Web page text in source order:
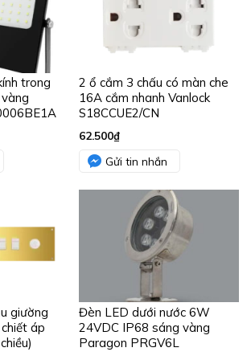
trong
2 ổ cắm 3 chấu có màn che
16A cắm nhanh Vanlock
S18CCUE2/CN
62.500₫
Gửi tin nhắn
giường
áp
Đèn LED dưới nước 6W
24VDC IP68 sáng vàng
Paragon PRGV6L